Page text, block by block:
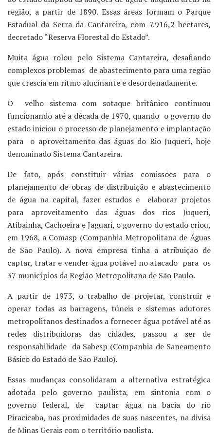
região, a partir de 1890. Essas áreas formam o Parque
Estadual da Serra da Cantareira, com 7.916,2 hectares,
decretado “Reserva Florestal do Estado”.
Muita água rolou pelo Sistema Cantareira, desafiando
complexos problemas de abastecimento para uma região
que crescia em ritmo alucinante e desordenadamente.
O velho sistema com sotaque britânico continuou
funcionando até a década de 1970, quando o governo do
estado iniciou o processo de planejamento e implantação
para o aproveitamento das águas do Rio Juquerí, hoje
denominado Sistema Cantareira.
De fato, após constituir várias comissões para o
planejamento de obras de distribuição e abastecimento
de água na capital, fazer estudos e elaborar projetos
para aproveitamento das águas dos rios Juqueri,
Atibainha, Cachoeira e Jaguari, o governo do estado criou,
em 1968, a Comasp (Companhia Metropolitana de Águas
de São Paulo). A nova empresa tinha a atribuição de
captar, tratar e vender água potável no atacado para os
37 municípios da Região Metropolitana de São Paulo.
A partir de 1973, o trabalho de projetar, construir e
operar todas as barragens, túneis e sistemas adutores
metropolitanos destinados a fornecer água potável até as
redes distribuidoras das cidades, passou a ser de
responsabilidade da Sabesp (Companhia de Saneamento
Básico do Estado de São Paulo).
Essas mudanças consolidaram a alternativa estratégica
adotada pelo governo paulista, em sintonia com o
governo federal, de captar água na bacia do rio
Piracicaba, nas proximidades de suas nascentes, na divisa
de Minas Gerais com o território paulista.